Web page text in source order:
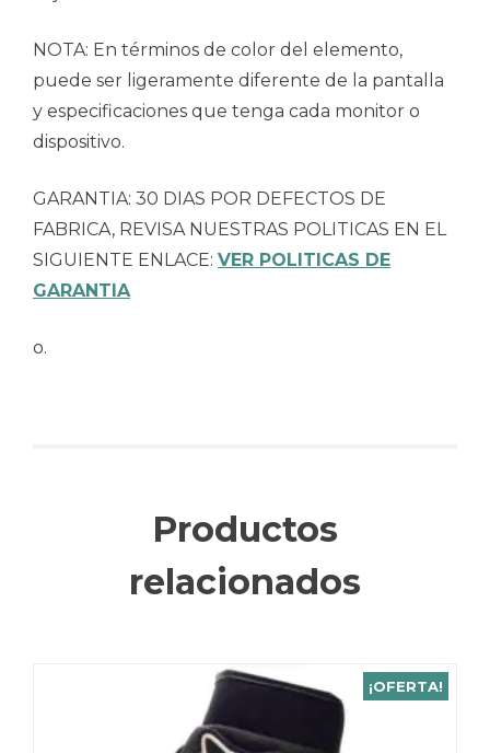
NOTA: En términos de color del elemento,
puede ser ligeramente diferente de la pantalla
y especificaciones que tenga cada monitor o
dispositivo.
GARANTIA: 30 DIAS POR DEFECTOS DE
FABRICA, REVISA NUESTRAS POLITICAS EN EL
SIGUIENTE ENLACE: VER POLITICAS DE
GARANTIA
o.
Productos
relacionados
¡OFERTA!